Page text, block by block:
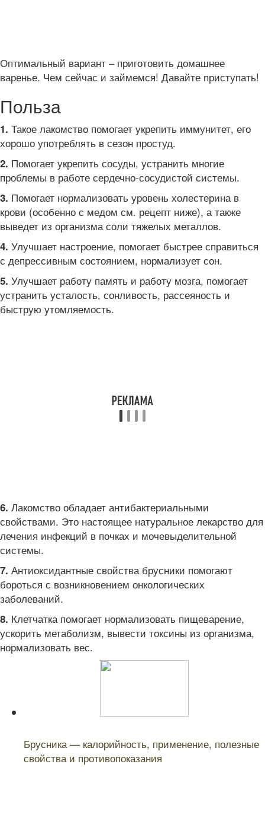
Оптимальный вариант – приготовить домашнее
варенье. Чем сейчас и займемся! Давайте приступать!
Польза
1. Такое лакомство помогает укрепить иммунитет, его
хорошо употреблять в сезон простуд.
2. Помогает укрепить сосуды, устранить многие
проблемы в работе сердечно-сосудистой системы.
3. Помогает нормализовать уровень холестерина в
крови (особенно с медом см. рецепт ниже), а также
выведет из организма соли тяжелых металлов.
4. Улучшает настроение, помогает быстрее справиться
с депрессивным состоянием, нормализует сон.
5. Улучшает работу память и работу мозга, помогает
устранить усталость, сонливость, рассеяность и
быструю утомляемость.
6. Лакомство обладает антибактериальными
свойствами. Это настоящее натуральное лекарство для
лечения инфекций в почках и мочевыделительной
системы.
7. Антиоксидантные свойства брусники помогают
бороться с возникновением онкологических
заболеваний.
8. Клетчатка помогает нормализовать пищеварение,
ускорить метаболизм, вывести токсины из организма,
нормализовать вес.
Брусника — калорийность, применение, полезные
свойства и противопоказания